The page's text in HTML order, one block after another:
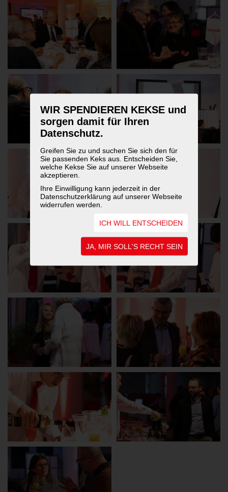
WIR SPENDIEREN KEKSE und
sorgen damit für Ihren
Datenschutz.
Greifen Sie zu und suchen Sie sich den für
Sie passenden Keks aus. Entscheiden Sie,
welche Kekse Sie auf unserer Webseite
akzeptieren.
Ihre Einwilligung kann jederzeit in der
Datenschutzerklärung auf unserer Webseite
widerrufen werden.
ICH WILL ENTSCHEIDEN
JA, MIR SOLL'S RECHT SEIN